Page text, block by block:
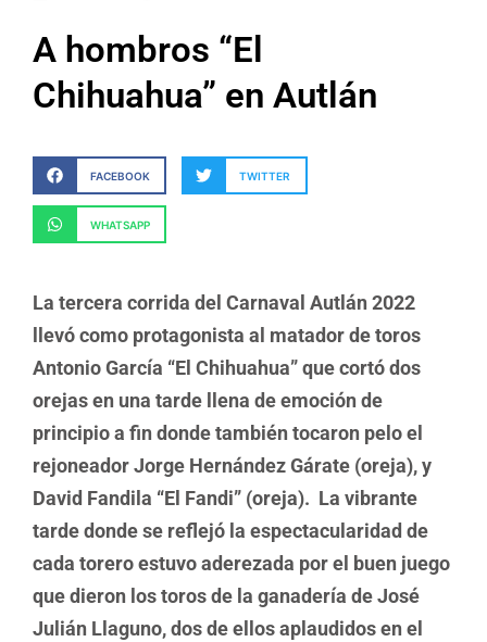
A hombros “El
Chihuahua” en Autlán
FACEBOOK TWITTER
WHATSAPP
La tercera corrida del Carnaval Autlán 2022
llevó como protagonista al matador de toros
Antonio García “El Chihuahua” que cortó dos
orejas en una tarde llena de emoción de
principio a fin donde también tocaron pelo el
rejoneador Jorge Hernández Gárate (oreja), y
David Fandila “El Fandi” (oreja). La vibrante
tarde donde se reflejó la espectacularidad de
cada torero estuvo aderezada por el buen juego
que dieron los toros de la ganadería de José
Julián Llaguno, dos de ellos aplaudidos en el